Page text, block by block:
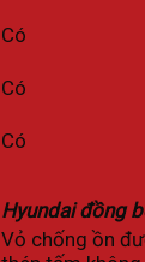
Có
Có
Có
Hyundai đồng
Vỏ chống ồn